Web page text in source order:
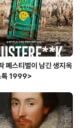
시
-이
페스티벌이 남긴 생지옥
톡 1999>